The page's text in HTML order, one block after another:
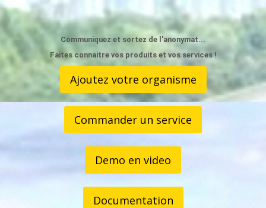
Communiquez et sortez de l'anonymat...
Faites connaitre vos produits et vos services !
Ajoutez votre organisme
Commander un service
Demo en video
Documentation